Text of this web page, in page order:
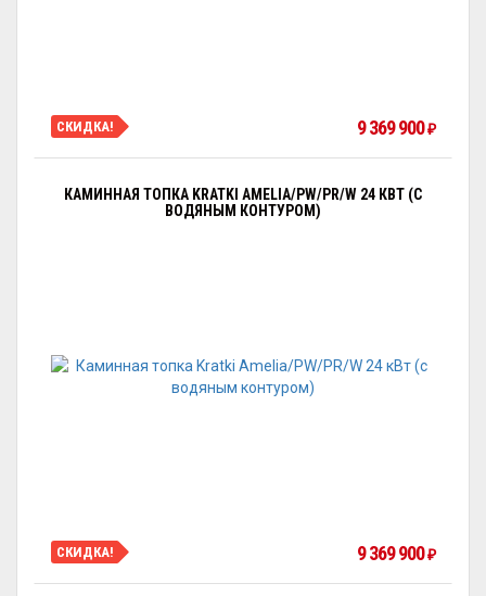
СКИДКА! 9 369 900₽
КАМИННАЯ ТОПКА KRATKI AMELIA/PW/PR/W 24 КВТ (С
ВОДЯНЫМ КОНТУРОМ)
СКИДКА! 9 369 900₽